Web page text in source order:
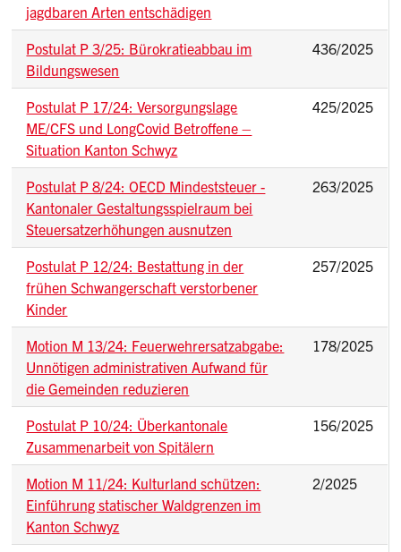
jagdbaren Arten entschädigen
Postulat P 3/25: Bürokratieabbau im
Bildungswesen
436/2025
Postulat P 17/24: Versorgungslage
ME/CFS und LongCovid Betroffene –
Situation Kanton Schwyz
425/2025
Postulat P 8/24: OECD Mindeststeuer -
Kantonaler Gestaltungsspielraum bei
Steuersatzerhöhungen ausnutzen
263/2025
Postulat P 12/24: Bestattung in der
frühen Schwangerschaft verstorbener
Kinder
257/2025
Motion M 13/24: Feuerwehrersatzabgabe:
Unnötigen administrativen Aufwand für
die Gemeinden reduzieren
178/2025
Postulat P 10/24: Überkantonale
Zusammenarbeit von Spitälern
156/2025
Motion M 11/24: Kulturland schützen:
Einführung statischer Waldgrenzen im
Kanton Schwyz
2/2025